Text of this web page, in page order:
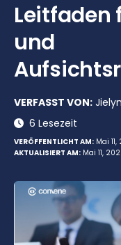
Leitfaden
und
VERFASST VON:
6 Lesezeit
VERÖFFENTLICHT AM: Mai
AKTUALISIERT AM: Mai 11,